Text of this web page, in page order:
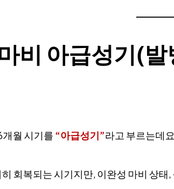
비 아급성기(
개월 시기를 “아급성기”라고 부르는데
회복되는 시기지만, 이완성 마비 상